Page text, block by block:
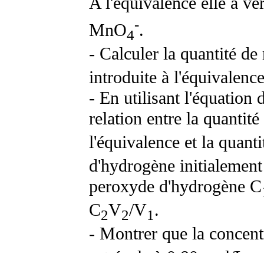
MnO4
-.
- Calculer la quantité de
introduite à
- En utilisant l'équation
relation entre la quantité
l'équivalence et la
d'hydrogène
peroxyde d'hydrogène C
C2V2/V1.
- Montrer que la